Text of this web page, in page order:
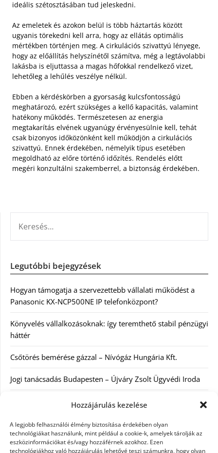
Hozzájárulás kezelése
A legjobb felhasználói élmény biztosítása érdekében olyan
technológiákat használunk, mint például a cookie-k, amelyek tárolják az
eszközinformációkat és/vagy hozzáférnek azokhoz. Ezen
technológiákhoz való hozzájárulás lehetővé teszi számunkra, hogy olyan
ideális szétosztásában tud jeleskedni.
Az emeletek és azokon belül is több háztartás között
ugyanis törekedni kell arra, hogy az ellátás optimális
mértékben történjen meg. A cirkulációs szivattyú lényege,
hogy az előállítás helyszínétől számítva, még a legtávolabbi
lakásba is eljuttassa a magas hőfokkal rendelkező vizet,
lehetőleg a lehűlés veszélye nélkül.
Ebben a kérdéskörben a gyorsaság kulcsfontosságú
meghatározó, ezért szükséges a kellő kapacitás, valamint
hatékony működés. Természetesen az energia
megtakarítás elvének ugyanúgy érvényesülnie kell, tehát
csak bizonyos időközönként kell működjön a cirkulációs
szivattyú. Ennek érdekében, némelyik típus esetében
megoldható az előre történő időzítés. Rendelés előtt
megéri konzultálni szakemberrel, a biztonság érdekében.
Legutóbbi bejegyzések
Hogyan támogatja a szervezettebb vállalati működést a
Panasonic KX-NCP500NE IP telefonközpont?
Könyvelés vállalkozásoknak: így teremthető stabil pénzügyi
háttér
Csőtörés bemérése gázzal – Nívógáz Hungária Kft.
Jogi tanácsadás Budapesten – Újváry Zsolt Ügyvédi Iroda
Arckrémek – mit érdemes tudni az öregedés lassításáról és
Kategóriák